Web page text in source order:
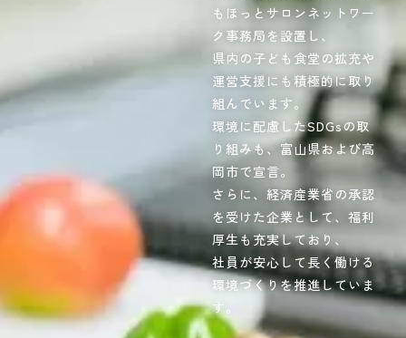
もほっとサロンネットワー
ク事務局を設置し、
県内の子ども食堂の拡充や
運営支援にも積極的に取り
組んでいます。
環境に配慮したSDGsの取
り組みも、富山県および高
岡市で宣言。
さらに、経済産業省の承認
を受けた企業として、福利
厚生も充実しており、
社員が安心して長く働ける
環境づくりを推進していま
す。